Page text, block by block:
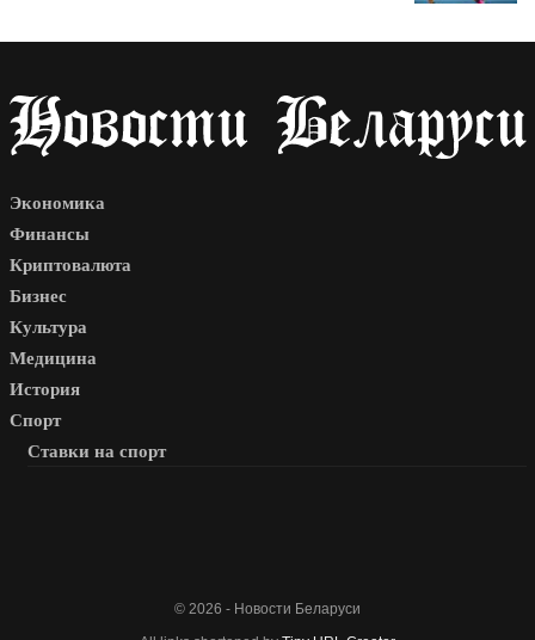
Экономика
Финансы
Криптовалюта
Бизнес
Культура
Медицина
История
Спорт
Ставки на спорт
© 2026 - Новости Беларуси